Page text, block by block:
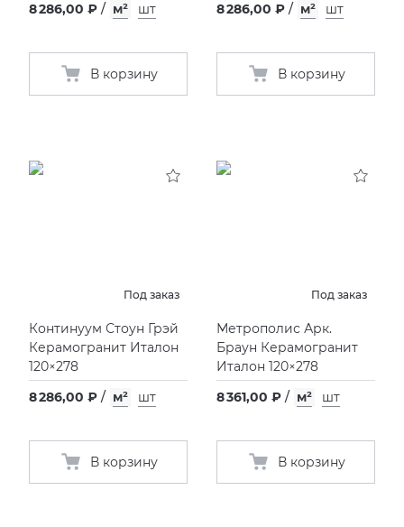
8 286,00 ₽ / м² шт
В корзину
8 286,00 ₽ / м² шт
В корзину
Под заказ
Континуум Стоун Грэй
Керамогранит Италон
120×278
8 286,00 ₽ / м² шт
В корзину
Под заказ
Метрополис Арк.
Браун Керамогранит
Италон 120×278
8 361,00 ₽ / м² шт
В корзину